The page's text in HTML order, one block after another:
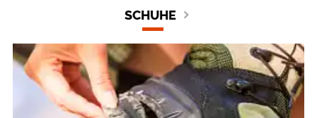
SCHUHE